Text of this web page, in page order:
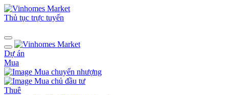
Thủ tục trực tuyến
Dự án
Mua
Mua chuyển nhượng
Mua chủ đầu tư
Thuê